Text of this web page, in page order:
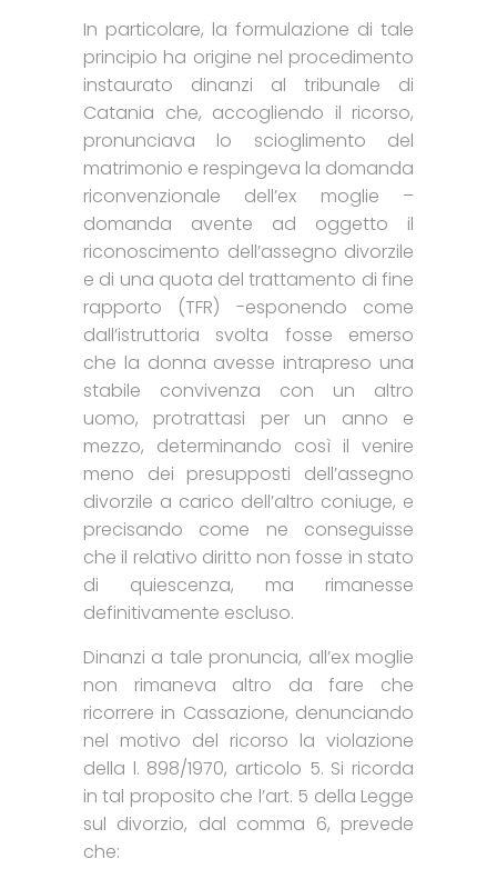
In particolare, la formulazione di tale
principio ha origine nel procedimento
instaurato dinanzi al tribunale di
Catania che, accogliendo il ricorso,
pronunciava lo scioglimento del
matrimonio e respingeva la domanda
riconvenzionale dell’ex moglie –
domanda avente ad oggetto il
riconoscimento dell’assegno divorzile
e di una quota del trattamento di fine
rapporto (TFR) -esponendo come
dall’istruttoria svolta fosse emerso
che la donna avesse intrapreso una
stabile convivenza con un altro
uomo, protrattasi per un anno e
mezzo, determinando così il venire
meno dei presupposti dell’assegno
divorzile a carico dell’altro coniuge, e
precisando come ne conseguisse
che il relativo diritto non fosse in stato
di quiescenza, ma rimanesse
definitivamente escluso.
Dinanzi a tale pronuncia, all’ex moglie
non rimaneva altro da fare che
ricorrere in Cassazione, denunciando
nel motivo del ricorso la violazione
della l. 898/1970, articolo 5. Si ricorda
in tal proposito che l’art. 5 della Legge
sul divorzio, dal comma 6, prevede
che: